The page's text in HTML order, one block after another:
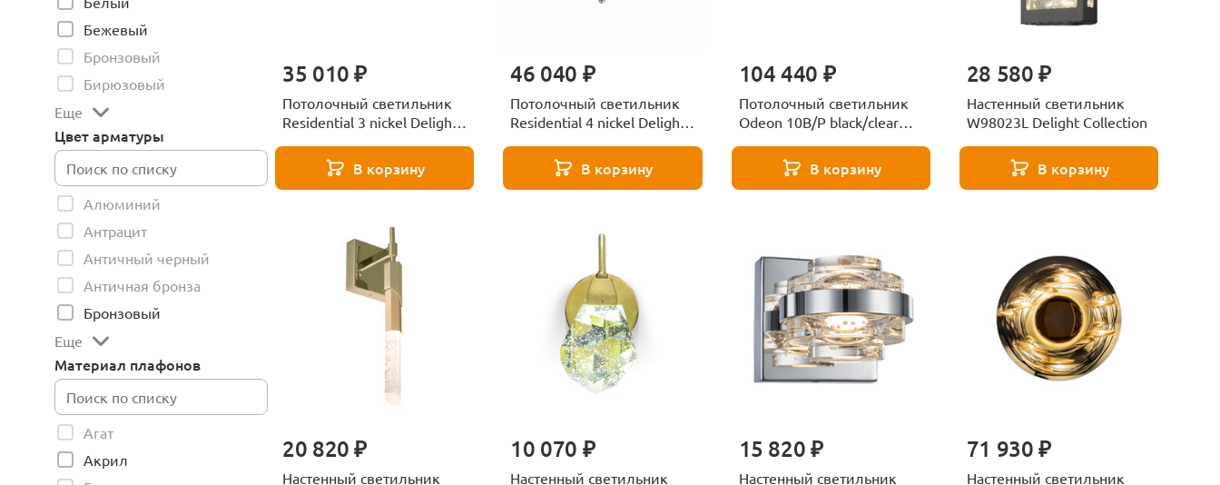
Бежевый
Бронзовый
Бирюзовый
Еще
Цвет арматуры
Алюминий
Антрацит
Античный черный
Античная бронза
Бронзовый
Еще
Материал плафонов
Агат
Акрил
35 010 ₽
Потолочный светильник
Residential 3 nickel Delight
В корзину
46 040 ₽
Потолочный светильник
Residential 4 nickel Delight
В корзину
104 440 ₽
Потолочный светильник
Odeon 10B/P black/clear
В корзину
28 580 ₽
Настенный светильник
W98023L Delight Collection
В корзину
20 820 ₽
Настенный светильник
10 070 ₽
Настенный светильник
15 820 ₽
Настенный светильник
71 930 ₽
Настенный светильник